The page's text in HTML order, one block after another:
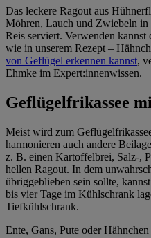
Das leckere Ragout aus
Möhren, Lauch und Zwiebeln in
Reis serviert. Verwenden kannst
wie in unserem Rezept –
von Geflügel erkennen kannst,
Ehmke im Expert:innenwissen.
Geflügelfrikassee
Meist wird zum
harmonieren auch andere
z. B. einen Kartoffelbrei, Salz-,
hellen Ragout. In dem
übriggeblieben sein sollte,
bis vier Tage im Kühlschrank
Tiefkühlschrank.
Ente, Gans, Pute oder